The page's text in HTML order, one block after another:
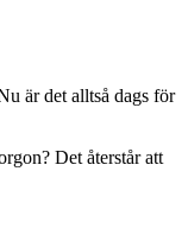
är det alltså dags för
Det återstår att